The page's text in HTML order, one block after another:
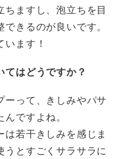
ますし、泡立ちを目
きるのが良いです。
ます！
はどうですか？
ーって、きしみやパサ
ですよね。
若干きしみを感じま
とすごくサラサラに